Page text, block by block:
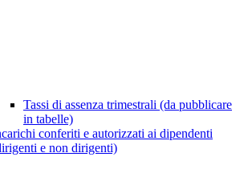
Tassi di assenza trimestrali (da pubblicare
in tabelle)
conferiti e autorizzati ai dipendenti
e non dirigenti)